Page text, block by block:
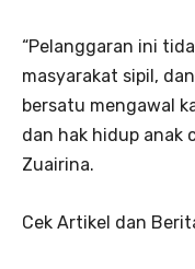
“Pelanggaran ini
masyarakat sipil,
bersatu mengawal
dan hak hidup anak
Zuairina.
Cek Artikel dan